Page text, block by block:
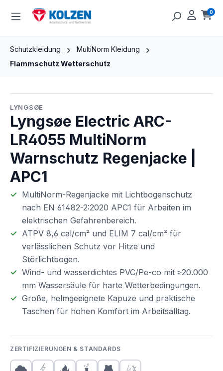
Zum Hauptinhalt springen 0
Schutzkleidung
MultiNorm Kleidung
Flammschutz Wetterschutz
LYNGSØE
Lyngsøe Electric ARC-
LR4055 MultiNorm
Warnschutz Regenjacke |
APC1
MultiNorm-Regenjacke mit Lichtbogenschutz
nach EN 61482-2:2020 APC1 für Arbeiten im
elektrischen Gefahrenbereich.
ATPV 8,6 cal/cm² und ELIM 7 cal/cm² für
verlässlichen Schutz vor Hitze und
Störlichtbogen.
Wind- und wasserdichtes PVC/Pe-co mit ≥20.000
mm Wassersäule für harte Wetterbedingungen.
Große, helmgeeignete Kapuze und praktische
Taschen für hohen Komfort im Arbeitsalltag.
ZERTIFIZIERUNGEN & STANDARDS